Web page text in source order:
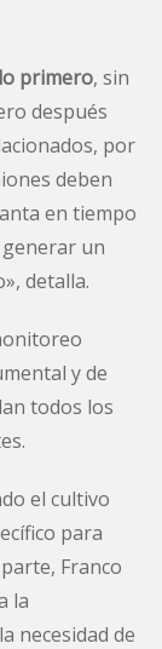
primero, sin
después
por
deben
en tiempo
un
detalla.
y de
todos los
el cultivo
para
Franco
la
necesidad de